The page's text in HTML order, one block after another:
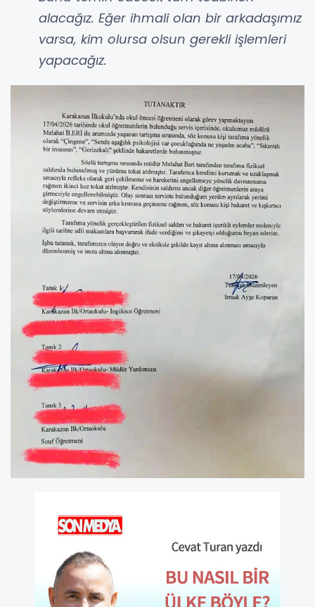
alacağız. Eğer ihmali olan bir arkadaşımız
varsa, kim olursa olsun gerekli işlemleri
yapacağız.